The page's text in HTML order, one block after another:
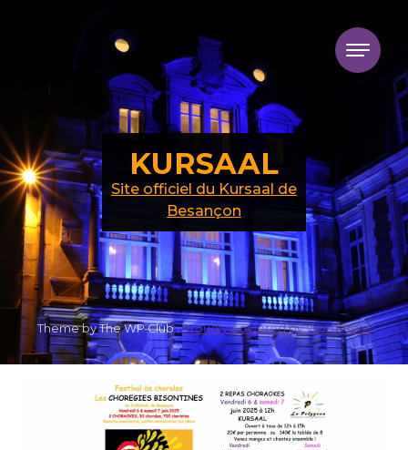
KURSAAL
Site officiel du Kursaal de
Besançon
Theme by The WP Club .Proudly powered by WordPress